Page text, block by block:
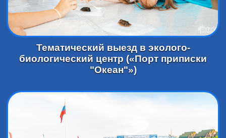
Тематический выезд в эколого-
биологический центр («Порт приписки
"Океан"»)